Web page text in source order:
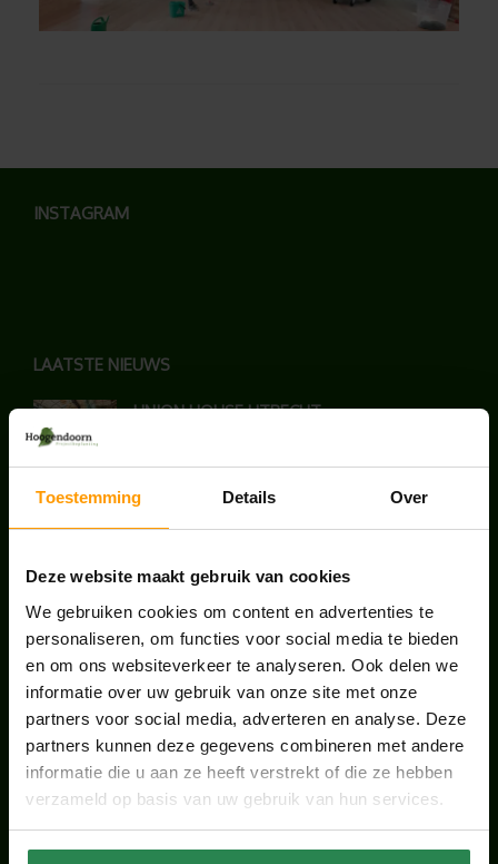
Toestemming Details Over
Deze website maakt gebruik van cookies
We gebruiken cookies om content en advertenties te
personaliseren, om functies voor social media te bieden
en om ons websiteverkeer te analyseren. Ook delen we
informatie over uw gebruik van onze site met onze
partners voor social media, adverteren en analyse. Deze
partners kunnen deze gegevens combineren met andere
informatie die u aan ze heeft verstrekt of die ze hebben
verzameld op basis van uw gebruik van hun services.
INSTAGRAM
LAATSTE NIEUWS
UNION HOUSE UTRECHT
KANTOORPLANT VAN DE MAAND JUNI: DE
juni 30, 2026
ONS TEAM GROEIT VERDER
juni 17, 2026
HANDIGE LINKS
Office plants